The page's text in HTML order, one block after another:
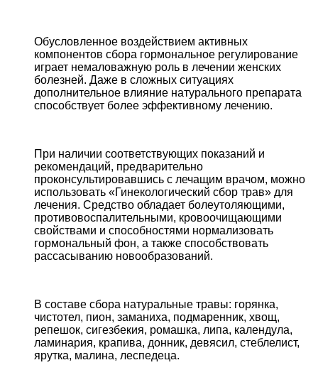
Обусловленное воздействием активных
компонентов сбора гормональное регулирование
играет немаловажную роль в лечении женских
болезней. Даже в сложных ситуациях
дополнительное влияние натурального препарата
способствует более эффективному лечению.
При наличии соответствующих показаний и
рекомендаций, предварительно
проконсультировавшись с лечащим врачом, можно
использовать «Гинекологический сбор трав» для
лечения. Средство обладает болеутоляющими,
противовоспалительными, кровоочищающими
свойствами и способностями нормализовать
гормональный фон, а также способствовать
рассасыванию новообразований.
В составе сбора натуральные травы: горянка,
чистотел, пион, заманиха, подмаренник, хвощ,
репешок, сигезбекия, ромашка, липа, календула,
ламинария, крапива, донник, девясил, стеблелист,
ярутка, малина, леспедеца.